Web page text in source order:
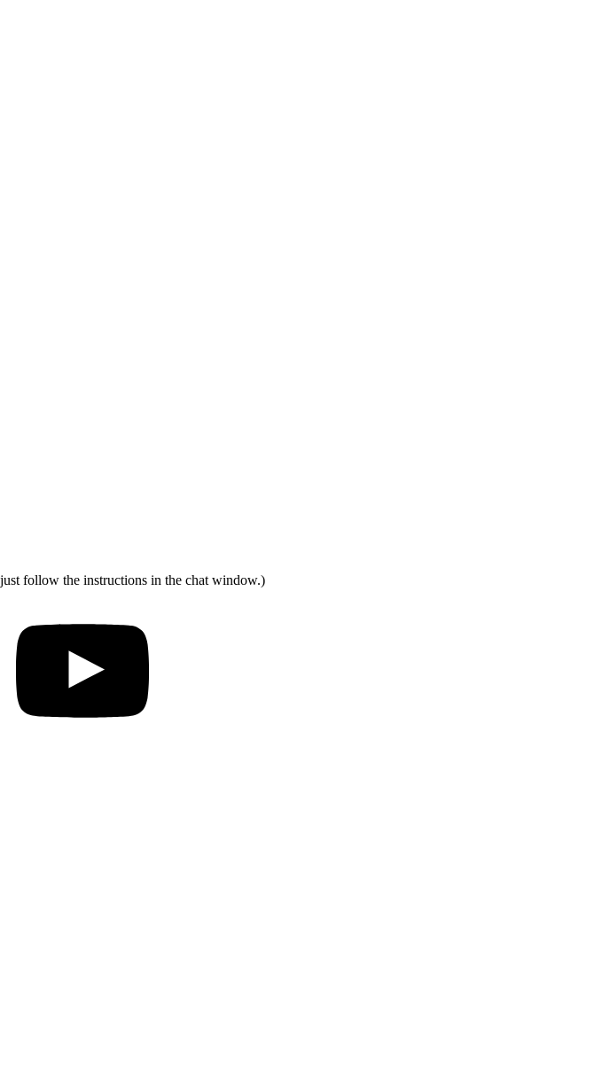
follow the instructions in the chat window.)